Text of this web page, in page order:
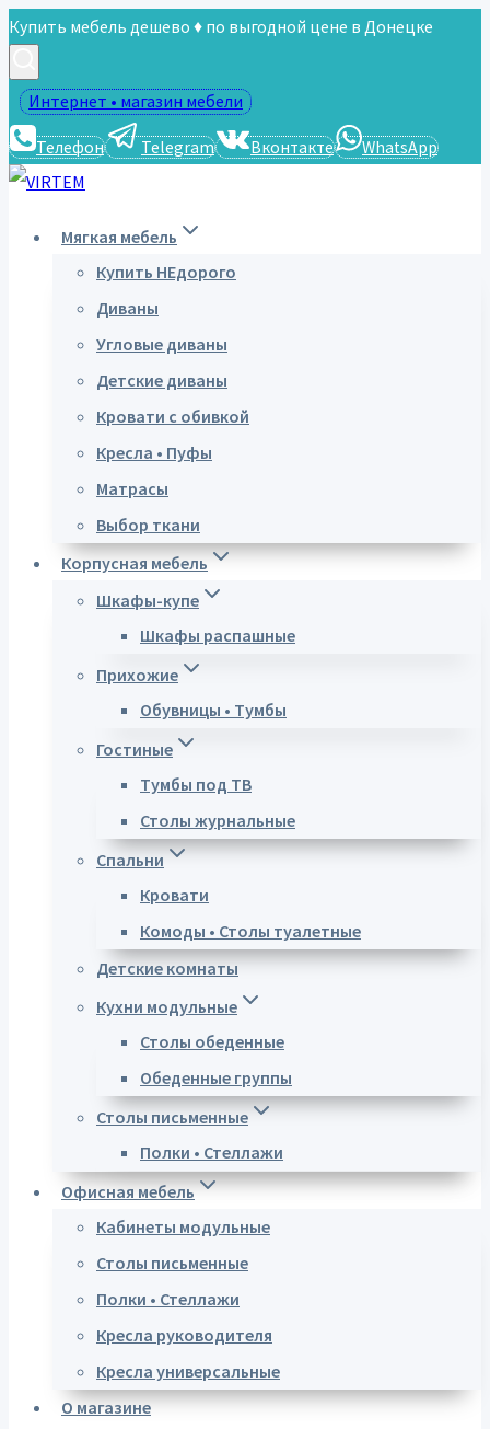
Перейти
содержимому
Купить мебель дешево ♦ по выгодной цене в Донецке
Интернет • магазин мебели
Телефон Telegram Вконтакте WhatsApp
Мягкая мебель
Купить НЕдорого
Диваны
Угловые диваны
Детские диваны
Кровати с обивкой
Кресла • Пуфы
Матрасы
Выбор ткани
Корпусная мебель
Шкафы-купе
Шкафы распашные
Прихожие
Обувницы • Тумбы
Гостиные
Тумбы под ТВ
Столы журнальные
Спальни
Кровати
Комоды • Столы туалетные
Детские комнаты
Кухни модульные
Столы обеденные
Обеденные группы
Столы письменные
Полки • Стеллажи
Офисная мебель
Кабинеты модульные
Столы письменные
Полки • Стеллажи
Кресла руководителя
Кресла универсальные
О магазине